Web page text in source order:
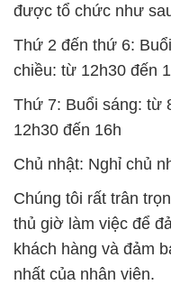
được tổ chức như
Thứ 2 đến thứ 6:
chiều: từ 12h30 đến
Thứ 7: Buổi sáng: từ
12h30 đến 16h
Chủ nhật: Nghỉ chủ
Chúng tôi rất trân
thủ giờ làm việc để
khách hàng và đảm
nhất của nhân viên.